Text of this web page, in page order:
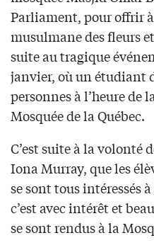
Parliament, pour offrir
musulmane des fleurs
suite au tragique
janvier, où un étudiant
personnes à l’heure de
Mosquée de la Québec.
C’est suite à la volonté
Iona Murray, que les
se sont tous intéressés
c’est avec intérêt et
se sont rendus à la